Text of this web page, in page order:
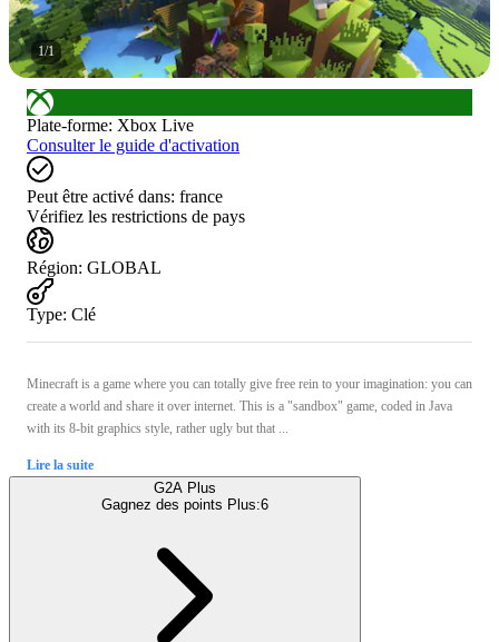
1/1
Plate-forme: Xbox Live
Consulter le guide d'activation
Peut être activé dans: france
Vérifiez les restrictions de pays
Région: GLOBAL
Type: Clé
Minecraft is a game where you can totally give free rein to your imagination: you can
create a world and share it over internet. This is a "sandbox" game, coded in Java
with its 8-bit graphics style, rather ugly but that ...
Lire la suite
G2A Plus
Gagnez des points Plus:6